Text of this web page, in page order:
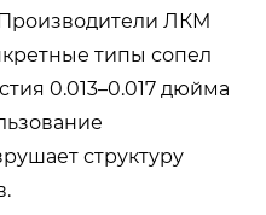
Производители ЛКМ
типы сопел
0.013–0.017 дюйма
структуру